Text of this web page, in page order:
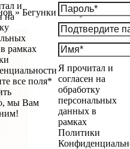
и
на
рамках
все поля*
мы Вам
Я прочитал и
согласен на
обработку
персональных
данных в
рамках
Политики
»Бегунки »Бегунок №10